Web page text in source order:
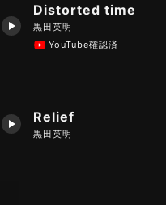
Distorted time
黒田英明
YouTube確認済
Relief
黒田英明